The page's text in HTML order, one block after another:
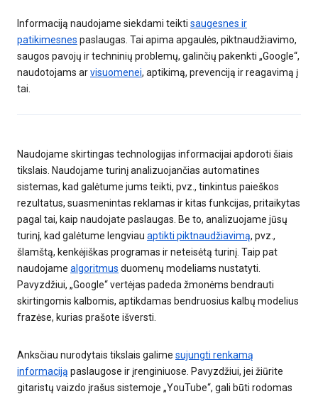
Informaciją naudojame siekdami teikti saugesnes ir
patikimesnes paslaugas. Tai apima apgaulės, piktnaudžiavimo,
saugos pavojų ir techninių problemų, galinčių pakenkti „Google“,
naudotojams arvisuomenei, aptikimą, prevenciją ir reagavimą į
tai.
Naudojame skirtingas technologijas informacijai apdoroti šiais
tikslais. Naudojame turinį analizuojančias automatines
sistemas, kad galėtume jums teikti, pvz., tinkintus paieškos
rezultatus, suasmenintas reklamas ir kitas funkcijas, pritaikytas
pagal tai, kaip naudojate paslaugas. Be to, analizuojame jūsų
turinį, kad galėtume lengviau aptikti piktnaudžiavimą, pvz.,
šlamštą, kenkėjiškas programas ir neteisėtą turinį. Taip pat
naudojame algoritmus duomenų modeliams nustatyti.
Pavyzdžiui, „Google“ vertėjas padeda žmonėms bendrauti
skirtingomis kalbomis, aptikdamas bendruosius kalbų modelius
frazėse, kurias prašote išversti.
Anksčiau nurodytais tikslais galime sujungti renkamą
informaciją paslaugose ir įrenginiuose. Pavyzdžiui, jei žiūrite
gitaristų vaizdo įrašus sistemoje „YouTube“, gali būti rodomas